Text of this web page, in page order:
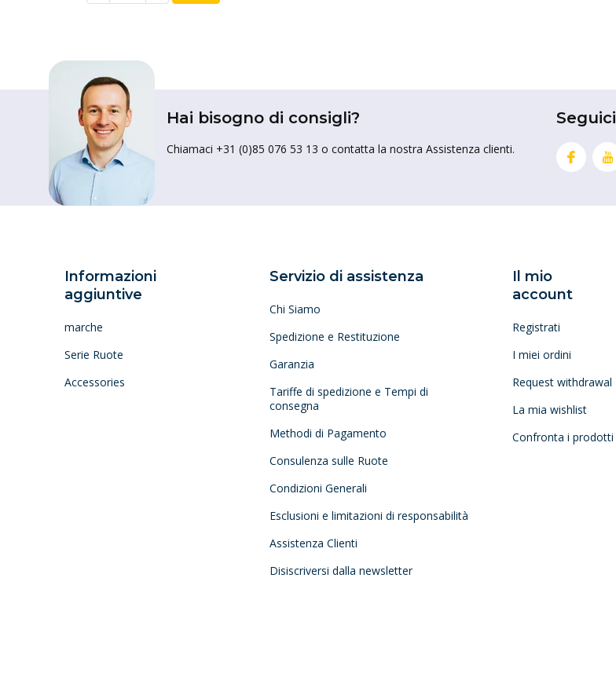
Hai bisogno di consigli?
Chiamaci +31 (0)85 076 53 13 o contatta la nostra Assistenza clienti.
Seguici
Informazioni
aggiuntive
marche
Serie Ruote
Accessories
Servizio di assistenza
Chi Siamo
Spedizione e Restituzione
Garanzia
Tariffe di spedizione e Tempi di
consegna
Methodi di Pagamento
Consulenza sulle Ruote
Condizioni Generali
Esclusioni e limitazioni di responsabilità
Assistenza Clienti
Disiscriversi dalla newsletter
Il mio
account
Registrati
I miei ordini
Request withdrawal
La mia wishlist
Confronta i prodotti